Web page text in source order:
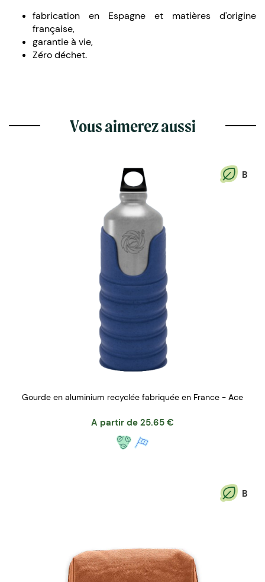
fabrication en Espagne et matières d'origine
française,
garantie à vie,
Zéro déchet.
Vous aimerez aussi
B
Gourde en aluminium recyclée fabriquée en France - Ace
A partir de 25.65 €
B